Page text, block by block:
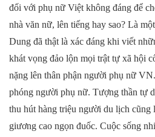
đối với phụ nữ Việt không đáng để
nhà văn nữ, lên tiếng hay sao? Là
Dung đã thật là xác đáng khi viết
khát vọng đảo lộn mọi trật tự xã hội
nặng lên thân phận người phụ nữ
phóng người phụ nữ. Tượng thần tự
thu hút hàng triệu người du lịch
giương cao ngọn đuốc. Cuộc sống